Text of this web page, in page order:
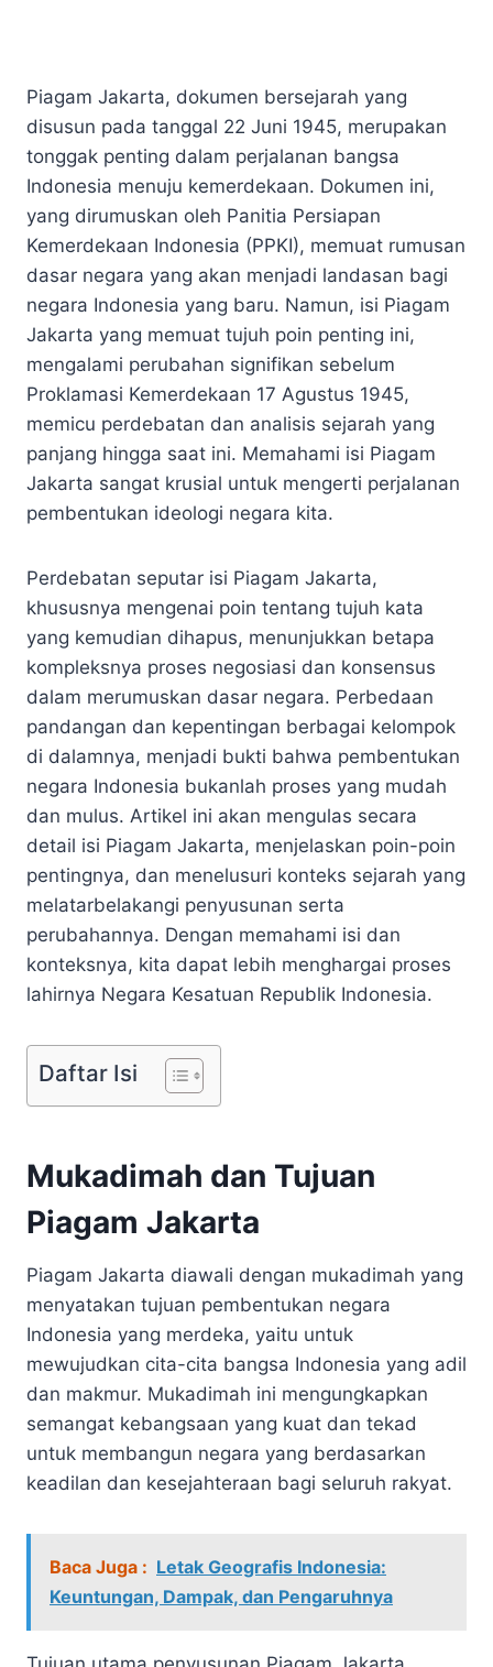
Piagam Jakarta, dokumen bersejarah yang
disusun pada tanggal 22 Juni 1945, merupakan
tonggak penting dalam perjalanan bangsa
Indonesia menuju kemerdekaan. Dokumen ini,
yang dirumuskan oleh Panitia Persiapan
Kemerdekaan Indonesia (PPKI), memuat rumusan
dasar negara yang akan menjadi landasan bagi
negara Indonesia yang baru. Namun, isi Piagam
Jakarta yang memuat tujuh poin penting ini,
mengalami perubahan signifikan sebelum
Proklamasi Kemerdekaan 17 Agustus 1945,
memicu perdebatan dan analisis sejarah yang
panjang hingga saat ini. Memahami isi Piagam
Jakarta sangat krusial untuk mengerti perjalanan
pembentukan ideologi negara kita.
Perdebatan seputar isi Piagam Jakarta,
khususnya mengenai poin tentang tujuh kata
yang kemudian dihapus, menunjukkan betapa
kompleksnya proses negosiasi dan konsensus
dalam merumuskan dasar negara. Perbedaan
pandangan dan kepentingan berbagai kelompok
di dalamnya, menjadi bukti bahwa pembentukan
negara Indonesia bukanlah proses yang mudah
dan mulus. Artikel ini akan mengulas secara
detail isi Piagam Jakarta, menjelaskan poin-poin
pentingnya, dan menelusuri konteks sejarah yang
melatarbelakangi penyusunan serta
perubahannya. Dengan memahami isi dan
konteksnya, kita dapat lebih menghargai proses
lahirnya Negara Kesatuan Republik Indonesia.
Daftar Isi
Mukadimah dan Tujuan
Piagam Jakarta
Piagam Jakarta diawali dengan mukadimah yang
menyatakan tujuan pembentukan negara
Indonesia yang merdeka, yaitu untuk
mewujudkan cita-cita bangsa Indonesia yang adil
dan makmur. Mukadimah ini mengungkapkan
semangat kebangsaan yang kuat dan tekad
untuk membangun negara yang berdasarkan
keadilan dan kesejahteraan bagi seluruh rakyat.
Baca Juga : Letak Geografis Indonesia:
Keuntungan, Dampak, dan Pengaruhnya